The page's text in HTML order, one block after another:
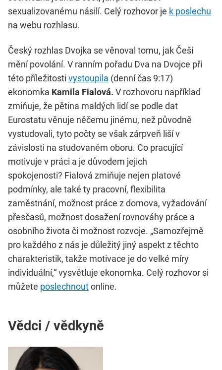
sexualizovanému násilí. Celý rozhovor je k poslechu
na webu rozhlasu.
Český rozhlas Dvojka se věnoval tomu, jak Češi
mění povolání. V ranním pořadu Dva na Dvojce při
této příležitosti vystoupila (denní čas 9:17)
ekonomka Kamila Fialová. V rozhovoru například
zmiňuje, že pětina maldých lidí se podle dat
Eurostatu věnuje něčemu jinému, než původně
vystudovali, tyto počty se však zárpveň liší v
závislosti na studovaném oboru. Co pracující
motivuje v práci a je důvodem jejich
spokojenosti? Fialová zmiňuje nejen platové
podmínky, ale také ty pracovní, flexibilita
zaměstnání, možnost práce z domova, vyžadování
přesčasů, možnost dosažení rovnováhy práce a
osobního života či možnost rozvoje. „Samozřejmě
pro každého z nás je důležitý jiný aspekt z těchto
charakteristik, takže motivace je do velké míry
individuální,“ vysvětluje ekonomka. Celý rozhovor si
můžete poslechnoutonline.
Vědci / vědkyně